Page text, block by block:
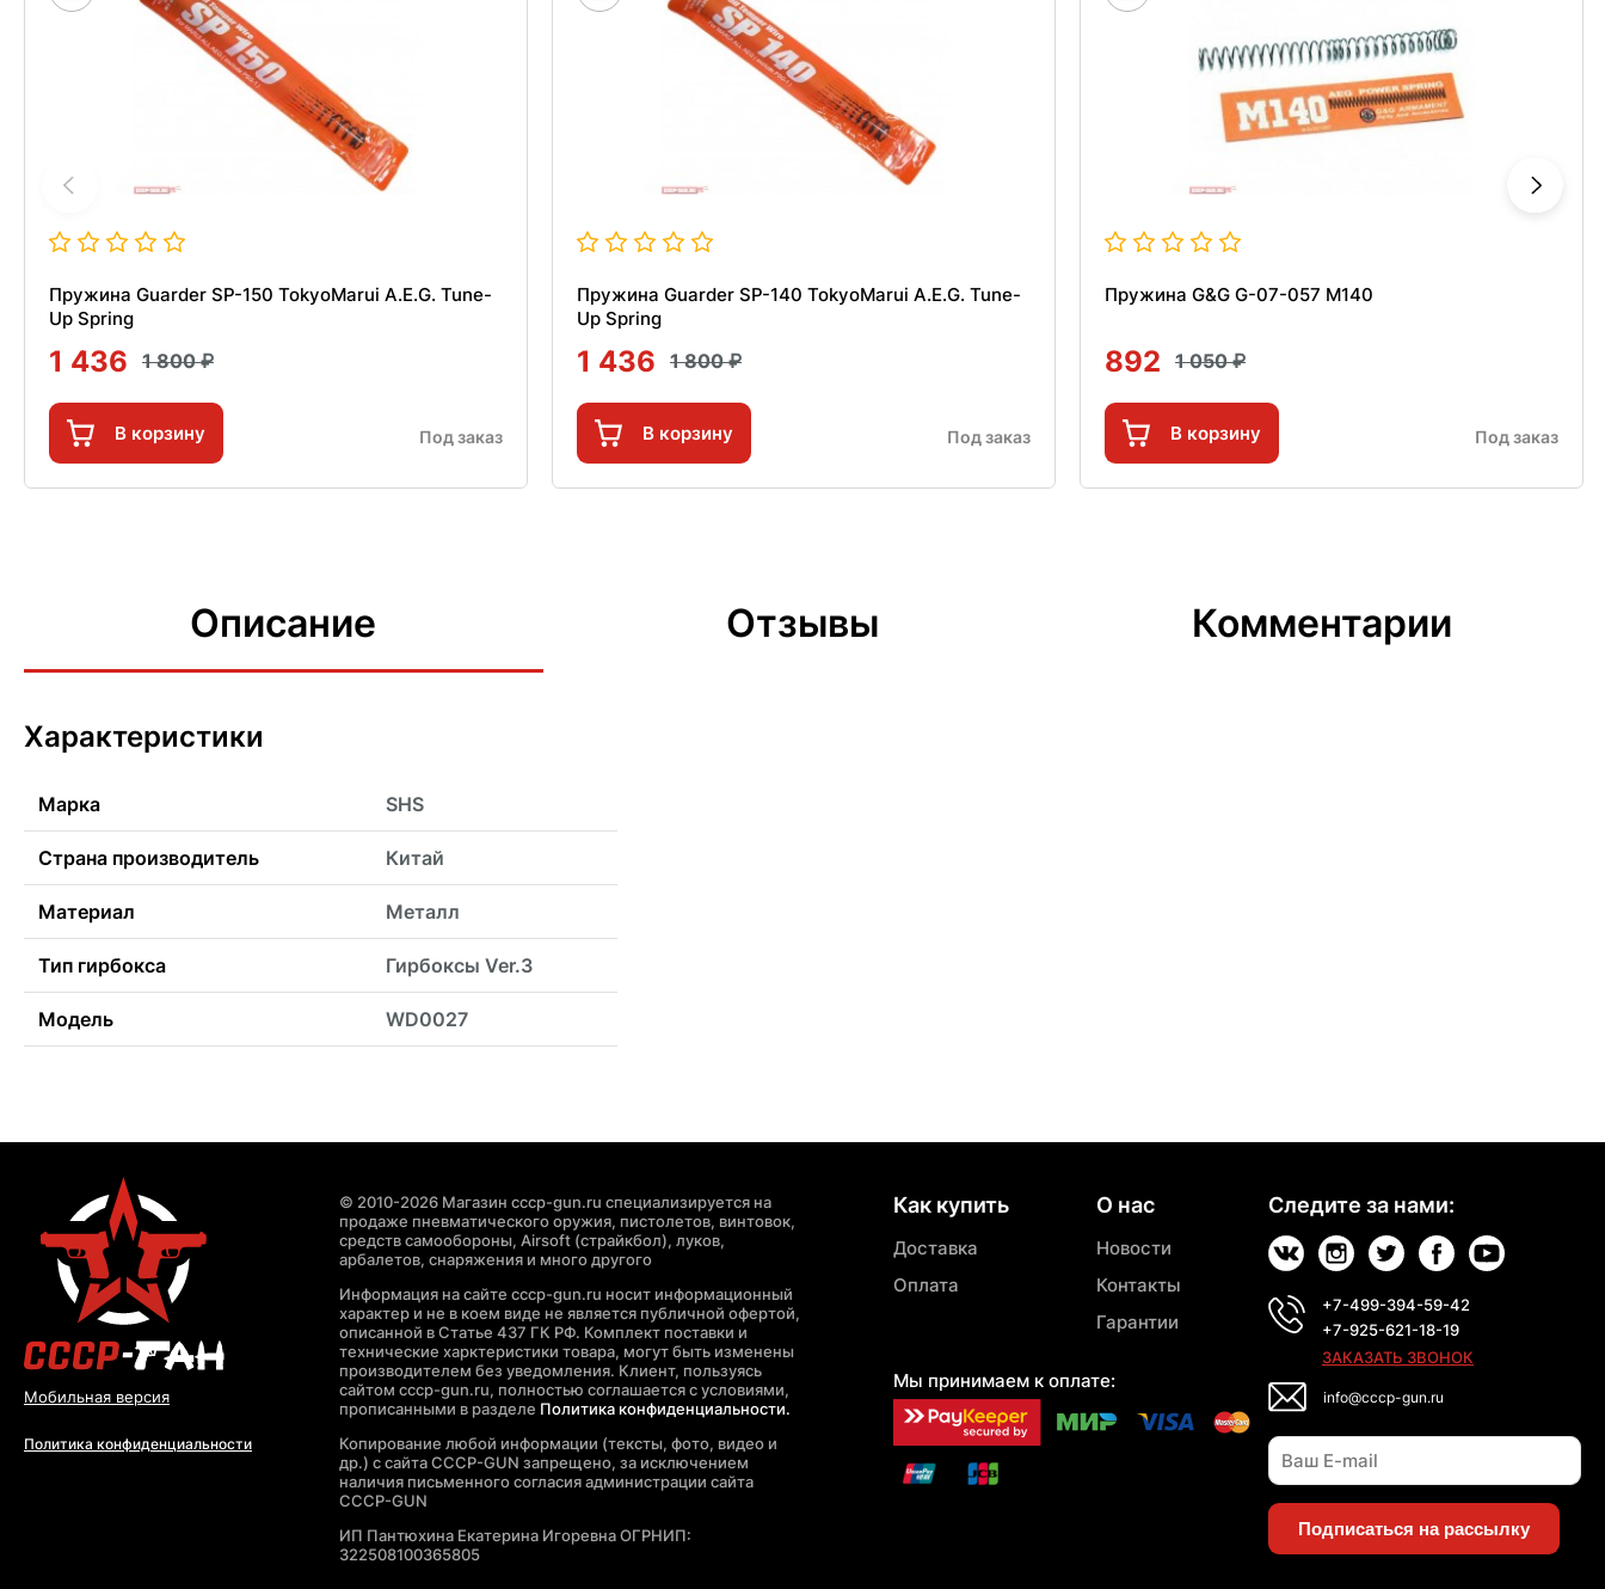
Пружина Guarder SP-150 TokyoMarui A.E.G. Tune-
Up Spring
1 436 1 800
В корзину Под заказ
Пружина Guarder SP-140 TokyoMarui A.E.G. Tune-
Up Spring
1 436 1 800
В корзину Под заказ
Пружина G&G G-07-057 M140
892 1 050
В корзину Под заказ
Описание Отзывы Комментарии
Характеристики
Марка SHS
Страна производитель Китай
Материал Металл
Тип гирбокса Гирбоксы Ver.3
Модель WD0027
Мобильная версия
Политика конфиденциальности
© 2010-2026 Магазин cccp-gun.ru специализируется на
продаже пневматического оружия, пистолетов, винтовок,
средств самообороны, Airsoft (страйкбол), луков,
арбалетов, снаряжения и много другого
Информация на сайте cccp-gun.ru носит информационный
характер и не в коем виде не является публичной офертой,
описанной в Статье 437 ГК РФ. Комплект поставки и
технические харктеристики товара, могут быть изменены
производителем без уведомления. Клиент, пользуясь
сайтом cccp-gun.ru, полностью соглашается с условиями,
прописанными в разделе Политика конфиденциальности.
Копирование любой информации (тексты, фото, видео и
др.) с сайта CCCP-GUN запрещено, за исключением
наличия письменного согласия администрации сайта
CCCP-GUN
ИП Пантюхина Екатерина Игоревна ОГРНИП:
322508100365805
Как купить
Доставка
Оплата
Мы принимаем к оплате:
О нас
Новости
Контакты
Гарантии
Следите за нами:
+7-499-394-59-42
+7-925-621-18-19
ЗАКАЗАТЬ ЗВОНОК
info@cccp-gun.ru
Подписаться на рассылку